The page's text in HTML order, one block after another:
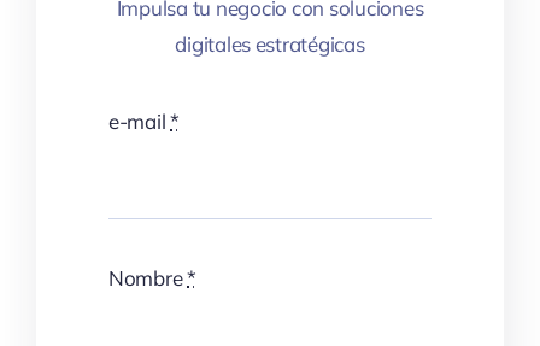
Impulsa tu negocio con soluciones
digitales estratégicas
e-mail*
Nombre*